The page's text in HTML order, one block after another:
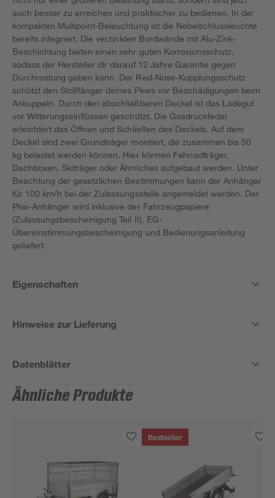
auch besser zu erreichen und praktischer zu bedienen. In der
kompakten Multipoint-Beleuchtung ist die Nebelschlussleuchte
bereits integriert. Die verzinkten Bordwände mit Alu-Zink-
Beschichtung bieten einen sehr guten Korrosionsschutz,
sodass der Hersteller dir darauf 12 Jahre Garantie gegen
Durchrostung geben kann. Der Red-Nose-Kupplungsschutz
schützt den Stoßfänger deines Pkws vor Beschädigungen beim
Ankuppeln. Durch den abschließbaren Deckel ist das Ladegut
vor Witterungseinflüssen geschützt. Die Gasdruckfeder
erleichtert das Öffnen und Schließen des Deckels. Auf dem
Deckel sind zwei Grundträger montiert, die zusammen bis 50
kg belastet werden können. Hier können Fahrradträger,
Dachboxen, Skiträger oder Ähnliches aufgebaut werden. Unter
Beachtung der gesetzlichen Bestimmungen kann der Anhänger
für 100 km/h bei der Zulassungsstelle angemeldet werden. Der
Pkw-Anhänger wird inklusive der Fahrzeugpapiere
(Zulassungsbescheinigung Teil II), EG-
Übereinstimmungsbescheinigung und Bedienungsanleitung
geliefert.
Eigenschaften
Hinweise zur Lieferung
Datenblätter
Ähnliche Produkte
Bestseller